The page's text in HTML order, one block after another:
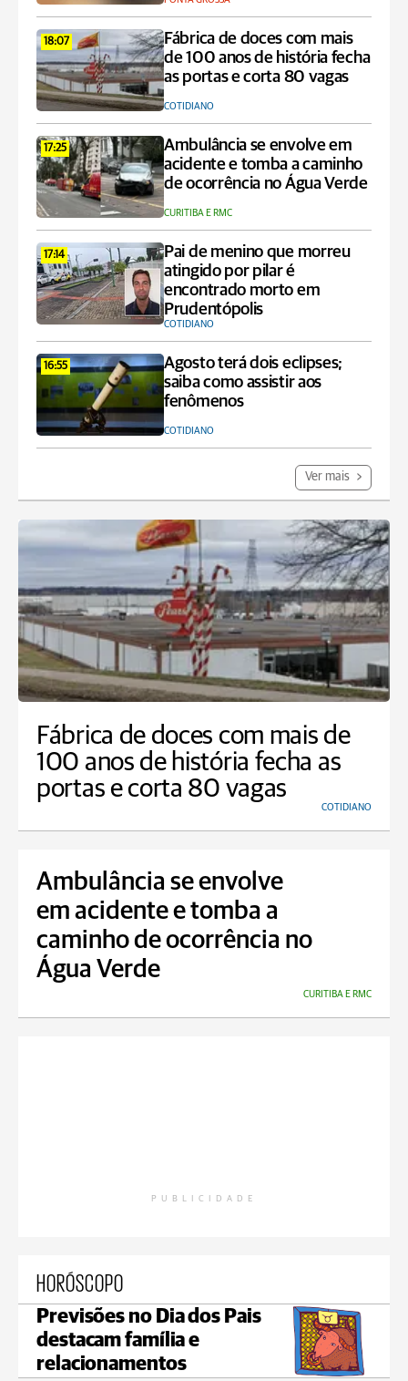
18:07
Fábrica de doces com mais
de 100 anos de história fecha
as portas e corta 80 vagas
COTIDIANO
17:25
Ambulância se envolve em
acidente e tomba a caminho
de ocorrência no Água Verde
CURITIBA E RMC
17:14
Pai de menino que morreu
atingido por pilar é
encontrado morto em
Prudentópolis
COTIDIANO
16:55
Agosto terá dois eclipses;
saiba como assistir aos
fenômenos
COTIDIANO
Ver mais
Fábrica de doces com mais de
100 anos de história fecha as
portas e corta 80 vagas
COTIDIANO
Ambulância se envolve
em acidente e tomba a
caminho de ocorrência no
Água Verde
CURITIBA E RMC
PUBLICIDADE
HORÓSCOPO
Previsões no Dia dos Pais
destacam família e
relacionamentos